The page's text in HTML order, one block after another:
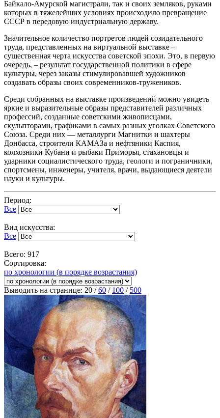
Байкало-Амурской магистрали, так и своих земляков, руками
которых в тяжелейших условиях происходило превращение
СССР в передовую индустриальную державу.
Значительное количество портретов людей созидательного
труда, представленных на виртуальной выставке –
существенная черта искусства советской эпохи. Это, в первую
очередь, – результат государственной политики в сфере
культуры, через заказы стимулировавшей художников
создавать образы своих современников-тружеников.
Среди собранных на выставке произведений можно увидеть
яркие и выразительные образы представителей различных
профессий, созданные советскими живописцами,
скульпторами, графиками в самых разных уголках Советского
Союза. Среди них — металлурги Магнитки и шахтеры
Донбасса, строители КАМАЗа и нефтяники Каспия,
колхозники Кубани и рыбаки Приморья, стахановцы и
ударники социалистического труда, геологи и пограничники,
спортсмены, инженеры, учителя, врачи, выдающиеся деятели
науки и культуры.
Период:
Все
Вид искусства:
Все
Всего: 917
Сортировка:
по хронологии (в порядке возрастания)
Выводить на странице: 20 /60 / 100 / 500